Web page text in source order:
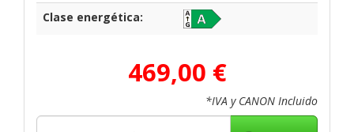
Clase energética:
469,00 €
*IVA y CANON Incluido